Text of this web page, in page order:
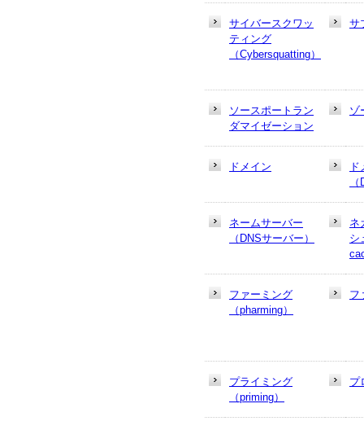
サイバースクワッ
ティング
（Cybersquatting）
サ
ソースポートラン
ダマイゼーション
ゾ
ドメイン
ネームサーバー
（DNSサーバー）
ネ
シ
ファーミング
（pharming）
フ
プライミング
（priming）
プ